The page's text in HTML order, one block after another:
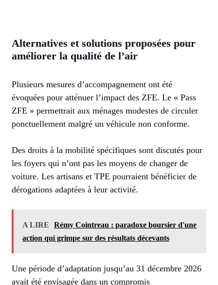
Alternatives et solutions proposées pour
améliorer la qualité de l’air
Plusieurs mesures d’accompagnement ont été
évoquées pour atténuer l’impact des ZFE. Le « Pass
ZFE » permettrait aux ménages modestes de circuler
ponctuellement malgré un véhicule non conforme.
Des droits à la mobilité spécifiques sont discutés pour
les foyers qui n’ont pas les moyens de changer de
voiture. Les artisans et TPE pourraient bénéficier de
dérogations adaptées à leur activité.
A LIRE
Rémy Cointreau : paradoxe boursier d'une
action qui grimpe sur des résultats décevants
Une période d’adaptation jusqu’au 31 décembre 2026
avait été envisagée dans un compromis